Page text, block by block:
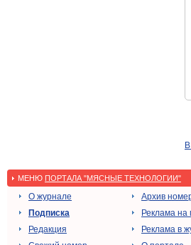
МЕНЮ ПОРТАЛА "МЯСНЫЕ ТЕХНОЛОГИИ"
О журнале
Подписка
Редакция
Архив
Реклама на
Реклама в